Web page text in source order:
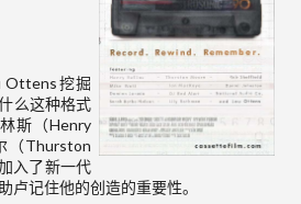
Ottens挖掘
么这种格式
斯（Henry
（Thurston
入了新一代
卢记住他的创造的重要性。